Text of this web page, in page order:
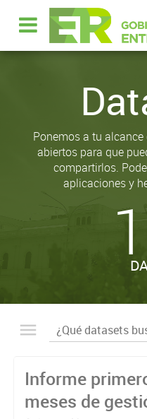
Ponemos a tu
abiertos para que
compartirlos.
aplicaciones y
Informe
meses de